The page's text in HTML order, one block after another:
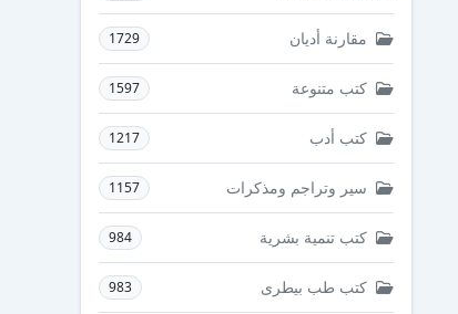
مقارنة أديان 1729
كتب متنوعة 1597
كتب أدب 1217
سير وتراجم ومذكرات 1157
كتب تنمية بشرية 984
كتب طب بيطرى 983